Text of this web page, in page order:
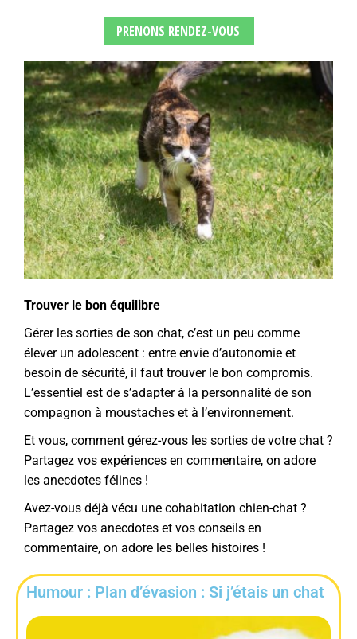
PRENONS RENDEZ-VOUS
Trouver le bon équilibre
Gérer les sorties de son chat, c’est un peu comme
élever un adolescent : entre envie d’autonomie et
besoin de sécurité, il faut trouver le bon compromis.
L’essentiel est de s’adapter à la personnalité de son
compagnon à moustaches et à l’environnement.
Et vous, comment gérez-vous les sorties de votre chat ?
Partagez vos expériences en commentaire, on adore
les anecdotes félines !
Avez-vous déjà vécu une cohabitation chien-chat ?
Partagez vos anecdotes et vos conseils en
commentaire, on adore les belles histoires !
Humour : Plan d’évasion : Si j’étais un chat